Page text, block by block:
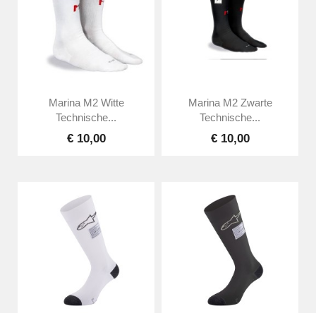
Marina M2 Witte
Technische...
€ 10,00
Marina M2 Zwarte
Technische...
€ 10,00